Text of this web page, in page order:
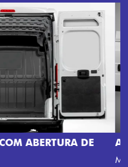
DA PORTA LATERAL
o seu carregamento. A ampla